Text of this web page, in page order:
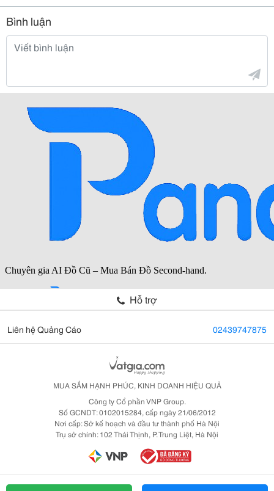
Bình luận
Hỗ trợ
Liên hệ Quảng Cáo 02439747875
MUA SẮM HẠNH PHÚC, KINH DOANH HIỆU QUẢ
Công ty Cổ phần VNP Group.
Số GCNDT: 0102015284, cấp ngày 21/06/2012
Nơi cấp: Sở kế hoạch và đầu tư thành phố Hà Nội
Trụ sở chính: 102 Thái Thịnh, P. Trung Liệt, Hà Nội